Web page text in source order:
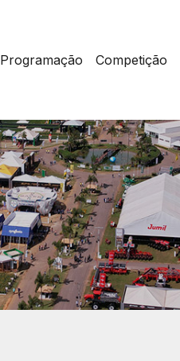
Programação Competição